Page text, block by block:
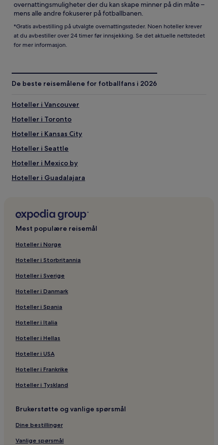
overnattingsmuligheter der du kan skape minner på din måte –
mens alle andre fokuserer på fotballbanen.
*Gratis avbestilling på utvalgte overnattingssteder. Noen hoteller krever
at du avbestiller over 24 timer før innsjekking. Se det aktuelle nettstedet
for mer informasjon.
De beste reisemålene for fotballfans i 2026
Hoteller i Vancouver
Hoteller i Toronto
Hoteller i Kansas City
Hoteller i Seattle
Hoteller i Mexico by
Hoteller i Guadalajara
Hoteller i Philadelphia
Hoteller i Los Angeles
Hoteller i Houston
Hoteller i Dallas
Hoteller i Boston
Hoteller i Atlanta
Mest populære reisemål
Hoteller i Norge
Hoteller i Storbritannia
Hoteller i Sverige
Hoteller i Danmark
Hoteller i Spania
Hoteller i Italia
Hoteller i Hellas
Hoteller i USA
Hoteller i Frankrike
Hoteller i Tyskland
Brukerstøtte og vanlige spørsmål
Dine bestillinger
Vanlige spørsmål